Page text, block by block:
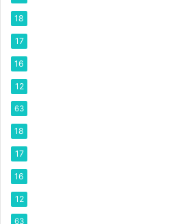
18
17
16
12
63
18
17
16
12
63